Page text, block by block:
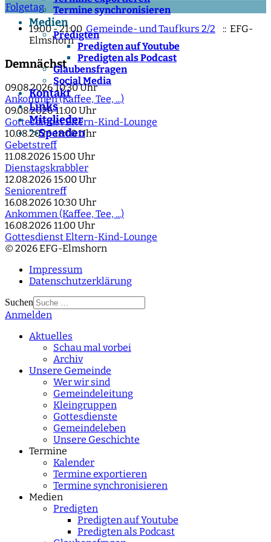
Termine synchronisieren
Medien
Predigten
Predigten auf Youtube
Predigten als Podcast
Glaubensfragen
Social Media
Kontakt
Links
Mitglieder
">Spenden
Folgetag
19:00 - 21:00Gemeinde- und Taufkurs 2/2
:: EFG-
Elmshorn
Demnächst
09.08.2026 10:30 Uhr
Ankommen (Kaffee, Tee, ...)
09.08.2026 11:00 Uhr
Gottesdienst Eltern-Kind-Lounge
10.08.2026 18:00 Uhr
Gebetstreff
11.08.2026 15:00 Uhr
Dienstagskrabbler
12.08.2026 15:00 Uhr
Seniorentreff
16.08.2026 10:30 Uhr
Ankommen (Kaffee, Tee, ...)
16.08.2026 11:00 Uhr
Gottesdienst Eltern-Kind-Lounge
© 2026 EFG-Elmshorn
Impressum
Datenschutzerklärung
Suchen
Type 2 or more
Anmelden
Aktuelles
Schau mal vorbei
Archiv
Unsere Gemeinde
Wer wir sind
Gemeindeleitung
Kleingruppen
Gottesdienste
Gemeindeleben
Unsere Geschichte
Termine
Kalender
Termine exportieren
Termine synchronisieren
Medien
Predigten
Predigten auf Youtube
Predigten als Podcast